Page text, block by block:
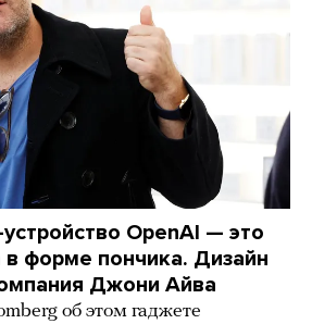
OpenAI — это
форме пончика. Дизайн
Джони Айва
об этом гаджете